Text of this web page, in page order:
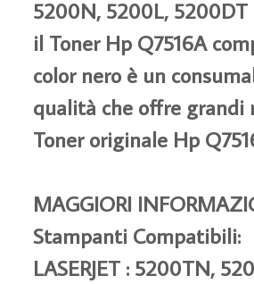
5200N, 5200L, 5200DT
il Toner Hp Q7516A
color nero è un
qualità che offre grandi
Toner originale Hp
MAGGIORI
Stampanti Compatibili:
LASERJET : 5200TN,